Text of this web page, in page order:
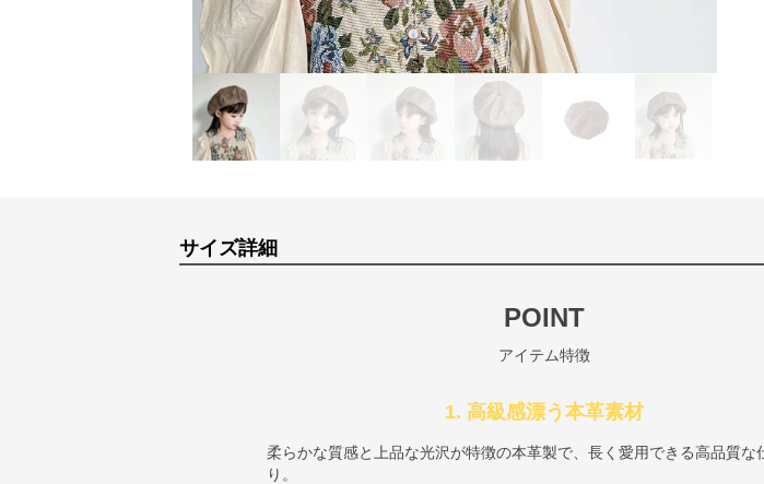
サイズ詳細
POINT
アイテム特徴
1. 高級感漂う本革素材
柔らかな質感と上品な光沢が特徴の本革製で、長く愛用できる高品質な
り。